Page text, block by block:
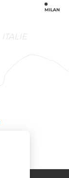
ITALIE
MILAN